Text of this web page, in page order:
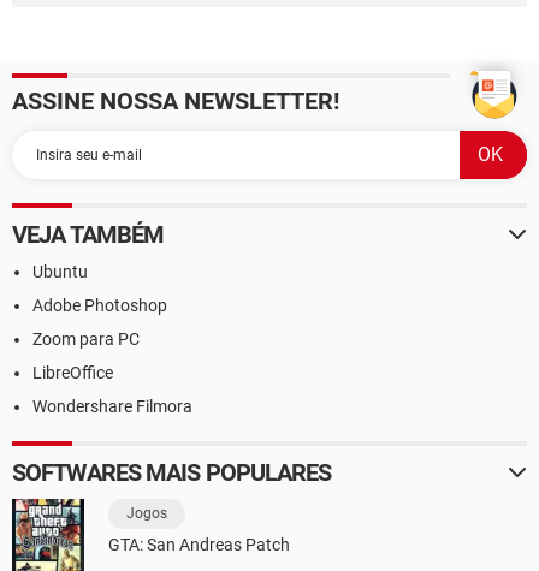
ASSINE NOSSA NEWSLETTER!
VEJA TAMBÉM
Ubuntu
Adobe Photoshop
Zoom para PC
LibreOffice
Wondershare Filmora
SOFTWARES MAIS POPULARES
Jogos
GTA: San Andreas Patch